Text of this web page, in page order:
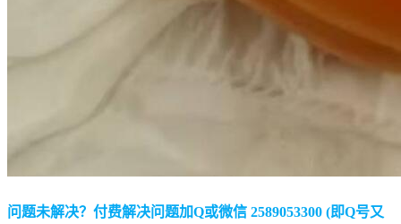
问题未解决？付费解决问题加Q或微信 2589053300 (即Q号又